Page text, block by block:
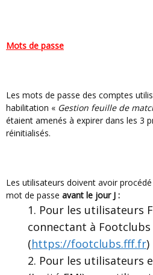
Mots de passe
Les mots de passe des comptes utilisateurs Footclubs ayant une
habilitation « Gestion feuille de
étaient amenés à expirer dans les 3
réinitialisés.
Les utilisateurs doivent avoir procédé à la modification de leur
mot de passe avant le jour J :
Pour les utilisateurs
connectant à Footclubs
(https://footclubs.fff.fr)
Pour les utilisateurs